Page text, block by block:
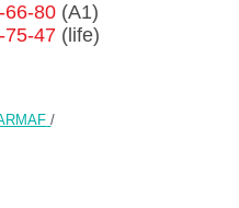
/
66-80 (A1)
75-47(life)